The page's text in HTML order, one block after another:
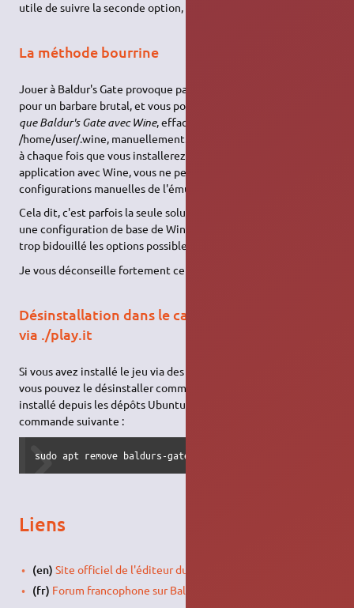
utile de suivre la seconde option, à savoir…
La méthode bourrine
Jouer à Baldur's Gate provoque parfois l'envie de se prendre
pour un barbare brutal, et vous pouvez,
que Baldur's Gate avec Wine, effacer complètement
/home/user/.wine, manuellement. Comme le dossier est recréé
à chaque fois que vous installerez un jeu ou une autre
application avec Wine, vous ne perdrez que vos éventuelles
configurations manuelles de l'émulateur.
Cela dit, c'est parfois la seule solution possible pour retrouver
une configuration de base de Wine, si vous avez par exemple
trop bidouillé les options possibles dans winecfg.
Je vous déconseille fortement cette option, malgré cela.
Désinstallation dans le cas d’une installation
via ./play.it
Si vous avez installé le jeu via des paquets
vous pouvez le désinstaller comme vous le feriez pour un jeu
installé depuis les dépôts Ubuntu. Par exemple via la
commande suivante :
sudo apt remove baldurs-gate-2 baldurs-gate-2-l10n-fr
Liens
(en) Site officiel de l'éditeur du jeu
(fr) Forum francophone sur Baldur's Gate